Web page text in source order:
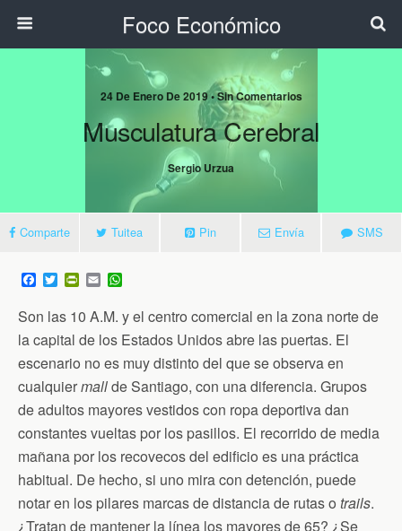
Foco Económico
24 De Enero De 2019 • Sin Comentarios
Musculatura Cerebral
Sergio Urzua
Comparte Tuitea Pin Envía SMS
F
a
e
b
o
o
k
T
w
t
t
e
r
P
i
n
t
F
r
i
e
n
l
y
E
m
a
i
l
t
s
A
p
p
Son las 10 A.M. y el centro comercial en la zona norte de
la capital de los Estados Unidos abre las puertas. El
escenario no es muy distinto del que se observa en
cualquiermallde Santiago, con una diferencia. Grupos
de adultos mayores vestidos con ropa deportiva dan
constantes vueltas por los pasillos. El recorrido de media
mañana por los recovecos del edificio es una práctica
habitual. De hecho, si uno mira con detención, puede
notar en los pilares marcas de distancia de rutas o trails.
¿Tratan de mantener la línea los mayores de 65? ¿Se